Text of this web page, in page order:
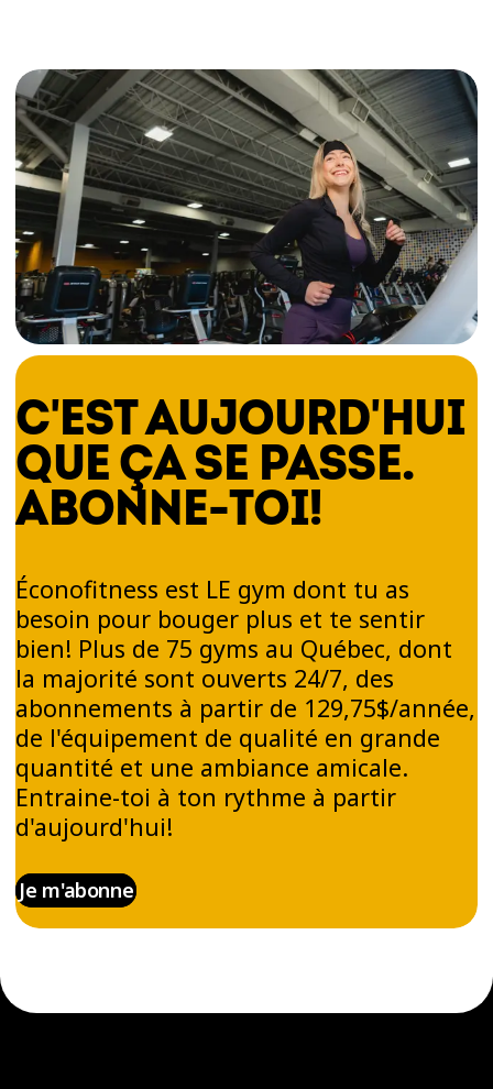
C'EST AUJOURD'HUI
QUE ÇA SE PASSE.
ABONNE-TOI!
Éconofitness est LE gym dont tu as
besoin pour bouger plus et te sentir
bien! Plus de 75 gyms au Québec, dont
la majorité sont ouverts 24/7, des
abonnements à partir de 129,75$/année,
de l'équipement de qualité en grande
quantité et une ambiance amicale.
Entraine-toi à ton rythme à partir
d'aujourd'hui!
Je m'abonne